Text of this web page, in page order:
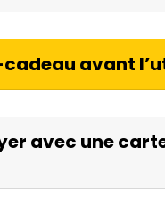
avant
avec une